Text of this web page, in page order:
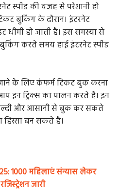
स्पीड की वजह से परेशानी हो
बुकिंग के दौरान। इंटरनेट
धीमी हो जाती है। इस समस्या से
करते समय हाई इंटरनेट स्पीड
के लिए कंफर्म टिकट बुक करना
इन ट्रिक्स का पालन करते हैं। इन
और आसानी से बुक कर सकते
बन सकते हैं।
1000 महिलाएं संन्यास लेकर
जारी